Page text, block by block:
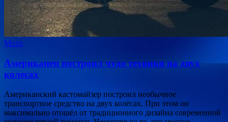
Мото
Американец построил чудо техники на двух
колесах
Американский кастомайзер построил необычное
транспортное средство на двух колёсах. При этом он
максимально отошёл от традиционного дизайна современной